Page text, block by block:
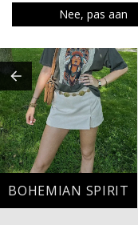
BOHEMIAN SPIRIT
Nee, pas aan